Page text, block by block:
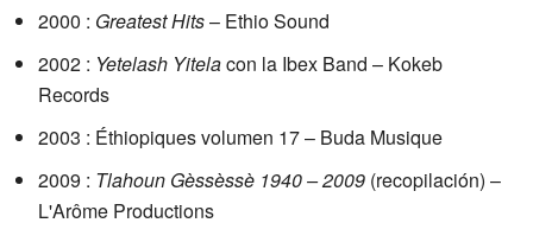
2000 : Greatest Hits– Ethio Sound
2002 : Yetelash Yitelacon la Ibex Band – Kokeb
Records
2003 : Éthiopiques volumen 17 – Buda Musique
2009 : Tlahoun Gèssèssè 1940 – 2009 (recopilación) –
L'Arôme Productions